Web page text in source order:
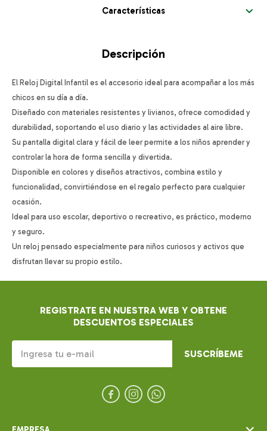
Características
Descripción
El Reloj Digital Infantil es el accesorio ideal para acompañar a los más
chicos en su día a día.
Diseñado con materiales resistentes y livianos, ofrece comodidad y
durabilidad, soportando el uso diario y las actividades al aire libre.
Su pantalla digital clara y fácil de leer permite a los niños aprender y
controlar la hora de forma sencilla y divertida.
Disponible en colores y diseños atractivos, combina estilo y
funcionalidad, convirtiéndose en el regalo perfecto para cualquier
ocasión.
Ideal para uso escolar, deportivo o recreativo, es práctico, moderno
y seguro.
Un reloj pensado especialmente para niños curiosos y activos que
disfrutan llevar su propio estilo.
REGISTRATE EN NUESTRA WEB Y OBTENE
DESCUENTOS ESPECIALES
SUSCRÍBEME
  